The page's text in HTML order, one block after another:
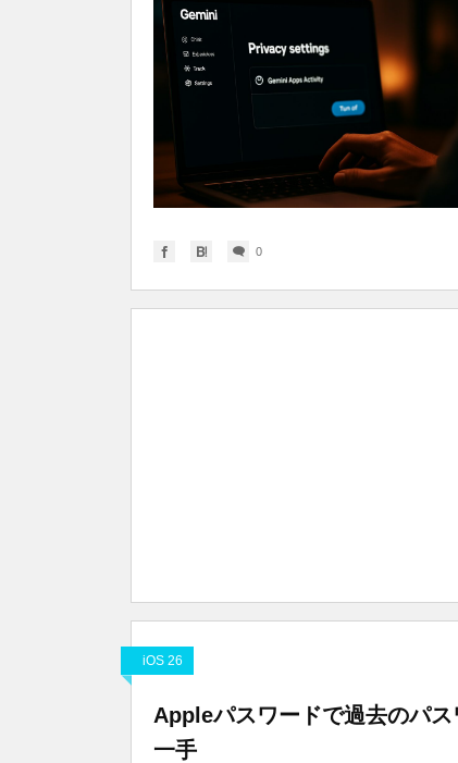
0
iOS 26
Appleパスワードで過去のパ
一手